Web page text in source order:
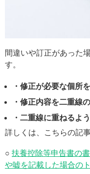
間違いや訂正があった
す。
・修正が必要な個所
・修正内容を二重線
・二重線に重ねるよ
詳しくは、こちらの記
○ 扶養控除等申告書の
や嘘を記載した場合の